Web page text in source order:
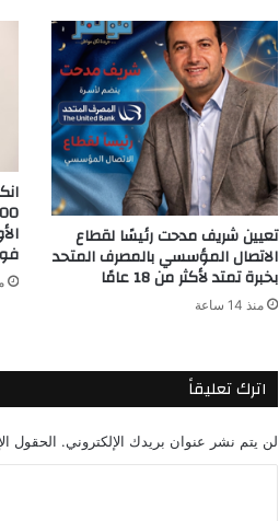
تعيين شريف مدحت رئيسًا لقطاع
الاتصال المؤسسي بالمصرف المتحد
بخبرة تمتد لأكثر من 18 عامًا
منذ 14 ساعة
اترك تعليقاً
لن يتم نشر عنوان بريدك الإلكتروني. الحقول